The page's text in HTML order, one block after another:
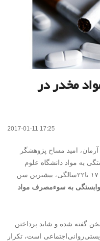
مخدر در
2017-01-11 17:25
آرمان، امید مساح پژوهشگر
به مواد دانشگاه علوم
بهزیستی و توانبخشی اظهار داشت: سن ۱۷ تا۲۲سالگی، بیشترین سن
وابستگی به سوءمصرف مواد
سخن گفته شده و شاید پرداختن
است، تکرار